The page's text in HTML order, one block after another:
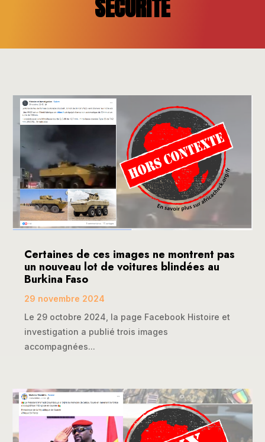
SÉCURITÉ
Certaines de ces images ne montrent pas
un nouveau lot de voitures blindées au
Burkina Faso
29 novembre 2024
Le 29 octobre 2024, la page Facebook Histoire et
investigation a publié trois images
accompagnées...